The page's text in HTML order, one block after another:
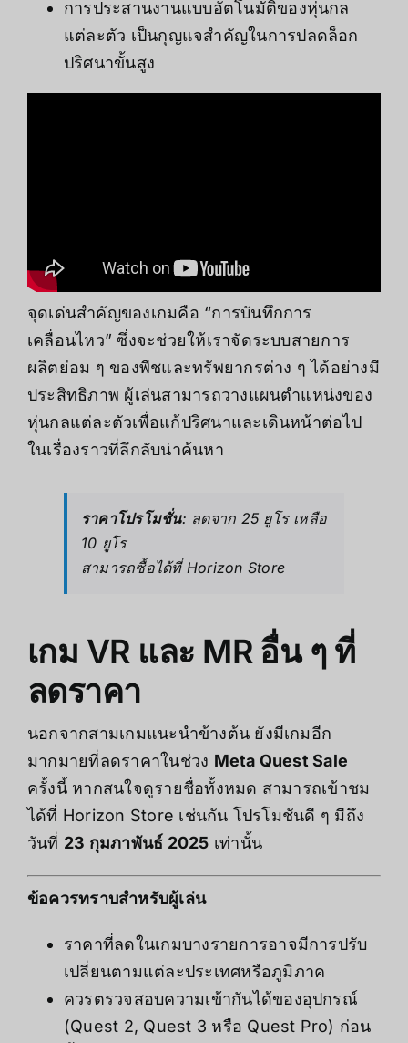
การประสานงานแบบอัตโนมัติของหุ่นกล
แต่ละตัว เป็นกุญแจสำคัญในการปลดล็อก
ปริศนาขั้นสูง
จุดเด่นสำคัญของเกมคือ “การบันทึกการ
เคลื่อนไหว” ซึ่งจะช่วยให้เราจัดระบบสายการ
ผลิตย่อม ๆ ของพืชและทรัพยากรต่าง ๆ ได้อย่างมี
ประสิทธิภาพ ผู้เล่นสามารถวางแผนตำแหน่งของ
หุ่นกลแต่ละตัวเพื่อแก้ปริศนาและเดินหน้าต่อไป
ในเรื่องราวที่ลึกลับน่าค้นหา
ราคาโปรโมชั่น: ลดจาก 25 ยูโร เหลือ
10 ยูโร
สามารถซื้อได้ที่ Horizon Store
เกม VR และ MR อื่น ๆ ที่
ลดราคา
นอกจากสามเกมแนะนำข้างต้น ยังมีเกมอีก
มากมายที่ลดราคาในช่วง Meta Quest Sale
ครั้งนี้ หากสนใจดูรายชื่อทั้งหมด สามารถเข้าชม
ได้ที่ Horizon Store เช่นกัน โปรโมชันดี ๆ มีถึง
วันที่ 23 กุมภาพันธ์ 2025 เท่านั้น
ข้อควรทราบสำหรับผู้เล่น
ราคาที่ลดในเกมบางรายการอาจมีการปรับ
เปลี่ยนตามแต่ละประเทศหรือภูมิภาค
ควรตรวจสอบความเข้ากันได้ของอุปกรณ์
(Quest 2, Quest 3 หรือ Quest Pro) ก่อน